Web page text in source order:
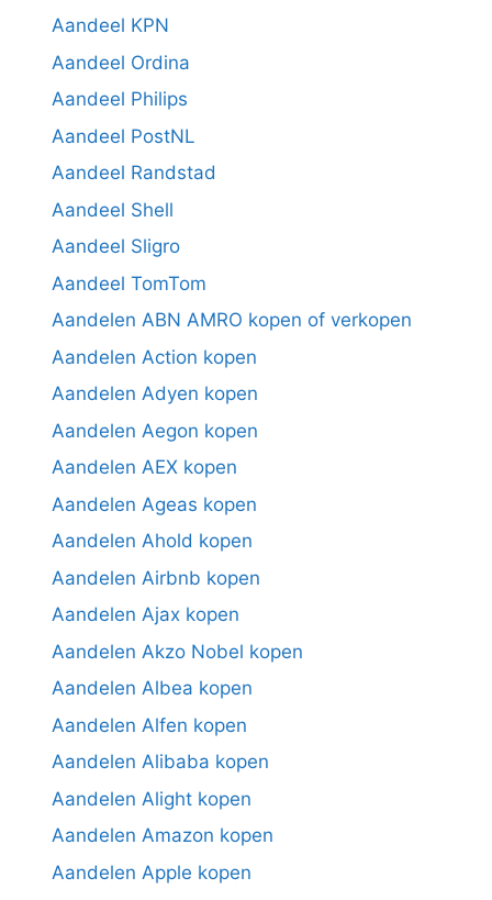
Aandeel KPN
Aandeel Ordina
Aandeel Philips
Aandeel PostNL
Aandeel Randstad
Aandeel Shell
Aandeel Sligro
Aandeel TomTom
Aandelen ABN AMRO kopen of verkopen
Aandelen Action kopen
Aandelen Adyen kopen
Aandelen Aegon kopen
Aandelen AEX kopen
Aandelen Ageas kopen
Aandelen Ahold kopen
Aandelen Airbnb kopen
Aandelen Ajax kopen
Aandelen Akzo Nobel kopen
Aandelen Albea kopen
Aandelen Alfen kopen
Aandelen Alibaba kopen
Aandelen Alight kopen
Aandelen Amazon kopen
Aandelen Apple kopen